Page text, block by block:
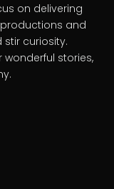
on delivering
and
curiosity.
stories,